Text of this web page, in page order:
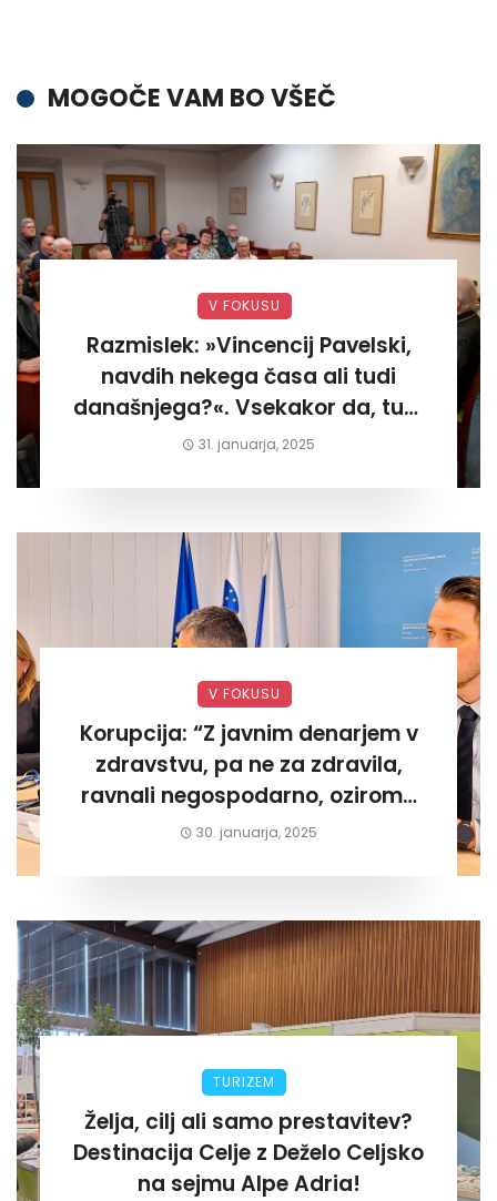
MOGOČE VAM BO VŠEČ
V FOKUSU
Razmislek: »Vincencij Pavelski,
navdih nekega časa ali tudi
današnjega?«. Vsekakor da, tudi
današnjega«
31. januarja, 2025
V FOKUSU
Korupcija: “Z javnim denarjem v
zdravstvu, pa ne za zdravila,
ravnali negospodarno, oziroma
za lastni žep. Tokrat na Žalskem«
30. januarja, 2025
TURIZEM
Želja, cilj ali samo prestavitev?
Destinacija Celje z Deželo Celjsko
na sejmu Alpe Adria!